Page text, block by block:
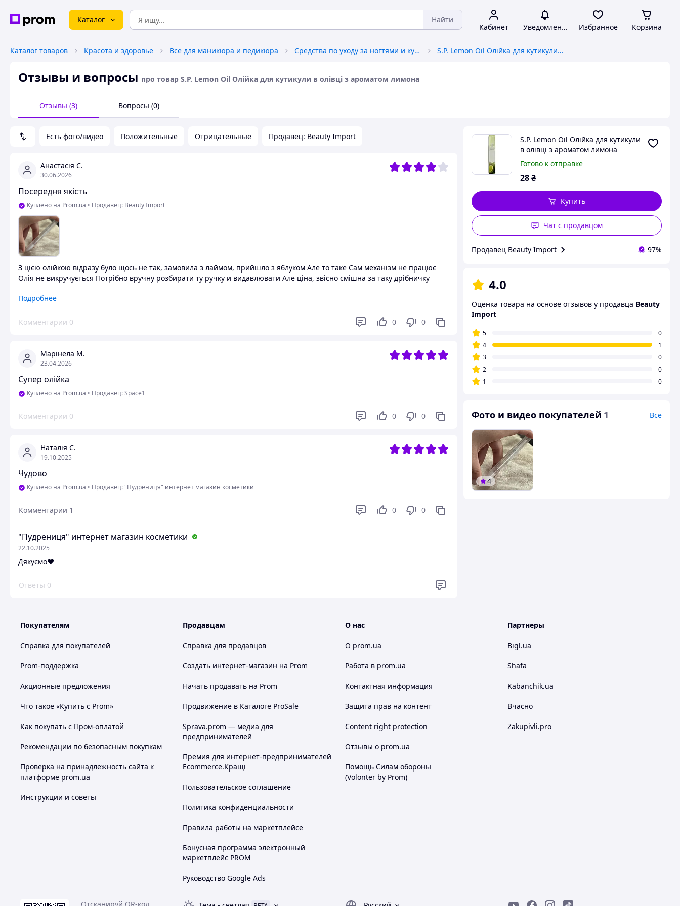
Каталог Найти
Кабинет Уведомления Избранное Корзина
Каталог товаров Красота и здоровье Все для маникюра и педикюра Средства по уходу за ногтями и кутикулой S.P. Lemon Oil Олійка для кутикули в олівці з ароматом лимона
Отзывы и вопросы про товар S.P. Lemon Oil Олійка для кутикули в олівці з ароматом лимона
Отзывы (3) Вопросы (0)
Есть фото/видео Положительные Отрицательные Продавец: Beauty Import
Анастасія С.
30.06.2026
Посередня якість
Куплено на Prom.ua • Продавец: Beauty Import
З цією олійкою відразу було щось не так, замовила з лаймом, прийшло з яблуком Але то таке Сам механізм не працює
Олія не викручується Потрібно вручну розбирати ту ручку и видавлювати Але ціна, звісно смішна за таку дрібничку
Преимущества
На один раз
Недостатки
Подробнее
Комментарии 0 0 0
Марінела М.
23.04.2026
Супер олійка
Куплено на Prom.ua • Продавец: Space1
Комментарии 0 0 0
Наталія С.
19.10.2025
Чудово
Куплено на Prom.ua • Продавец: "Пудрениця" интернет магазин косметики
Комментарии 1 0 0
"Пудрениця" интернет магазин косметики
22.10.2025
Дякуємо❤
Ответы 0
S.P. Lemon Oil Олійка для кутикули
в олівці з ароматом лимона
Готово к отправке
28₴
Купить
Чат с продавцом
Продавец Beauty Import 97%
4.0
Оценка товара на основе отзывов у продавца Beauty
Import
5
0
4
1
3
0
2
0
1
0
Фото и видео покупателей 1 Все
4
Покупателям
Справка для покупателей
Prom-поддержка
Акционные предложения
Что такое «Купить с Prom»
Как покупать с Пром-оплатой
Рекомендации по безопасным покупкам
Проверка на принадлежность сайта к
платформе prom.ua
Инструкции и советы
Продавцам
Справка для продавцов
Создать интернет-магазин на Prom
Начать продавать на Prom
Продвижение в Каталоге ProSale
Sprava.prom — медиа для
предпринимателей
Премия для интернет-предпринимателей
Ecommerce.Кращі
Пользовательское соглашение
Политика конфиденциальности
Правила работы на маркетплейсе
Бонусная программа электронный
маркетплейс PROM
Руководство Google Ads
О нас
О prom.ua
Работа в prom.ua
Контактная информация
Защита прав на контент
Content right protection
Отзывы о prom.ua
Помощь Силам обороны
(Volonter by Prom)
Партнеры
Bigl.ua
Shafa
Kabanchik.ua
Вчасно
Zakupivli.pro